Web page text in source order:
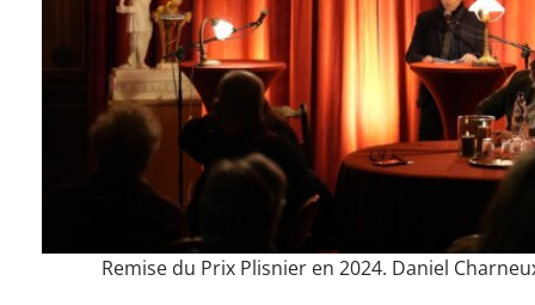
Remise du Prix Plisnier en 2024. Daniel